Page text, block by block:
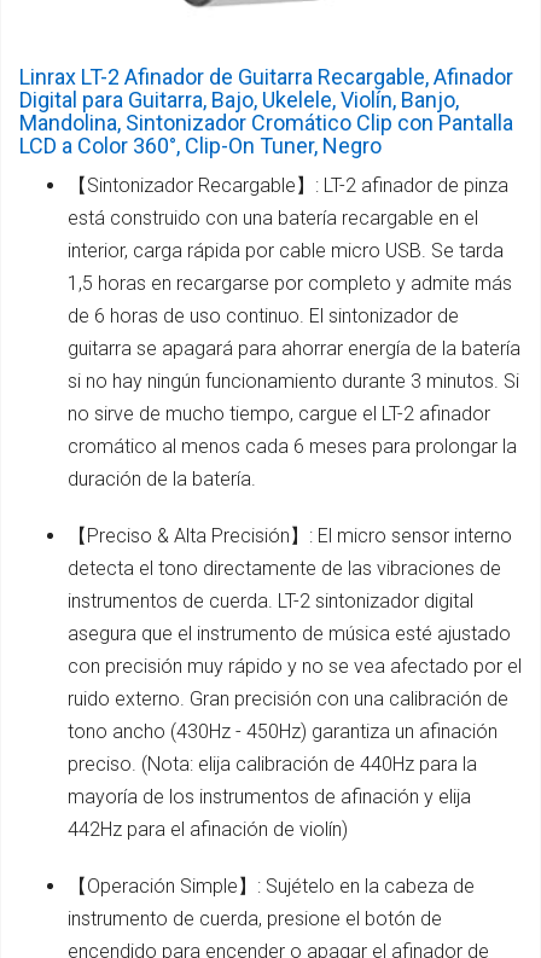
Linrax LT-2 Afinador de Guitarra Recargable, Afinador
Digital para Guitarra, Bajo, Ukelele, Violín, Banjo,
Mandolina, Sintonizador Cromático Clip con Pantalla
LCD a Color 360°, Clip-On Tuner, Negro
【Sintonizador Recargable】: LT-2 afinador de pinza
está construido con una batería recargable en el
interior, carga rápida por cable micro USB. Se tarda
1,5 horas en recargarse por completo y admite más
de 6 horas de uso continuo. El sintonizador de
guitarra se apagará para ahorrar energía de la batería
si no hay ningún funcionamiento durante 3 minutos. Si
no sirve de mucho tiempo, cargue el LT-2 afinador
cromático al menos cada 6 meses para prolongar la
duración de la batería.
【Preciso & Alta Precisión】: El micro sensor interno
detecta el tono directamente de las vibraciones de
instrumentos de cuerda. LT-2 sintonizador digital
asegura que el instrumento de música esté ajustado
con precisión muy rápido y no se vea afectado por el
ruido externo. Gran precisión con una calibración de
tono ancho (430Hz - 450Hz) garantiza un afinación
preciso. (Nota: elija calibración de 440Hz para la
mayoría de los instrumentos de afinación y elija
442Hz para el afinación de violín)
【Operación Simple】: Sujételo en la cabeza de
instrumento de cuerda, presione el botón de
encendido para encender o apagar el afinador de